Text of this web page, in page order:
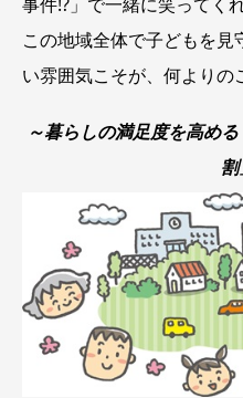
この地域全体で子どもを
い雰囲気こそが、何よりの
～暮らしの満足度を高め